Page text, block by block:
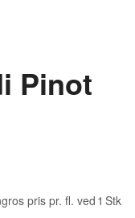
Pinot
pris pr. fl. ved1 Stk